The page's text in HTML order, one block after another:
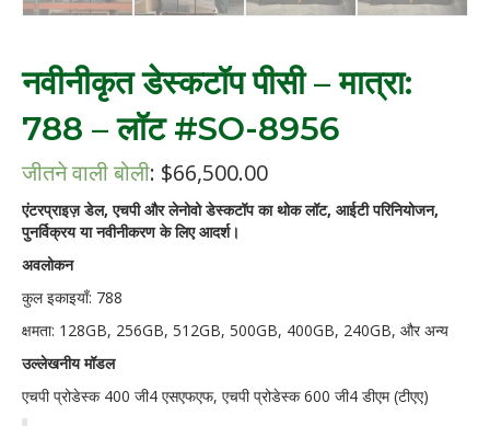
नवीनीकृत डेस्कटॉप पीसी – मात्रा:
788 – लॉट #SO-8956
जीतने वाली बोली: $66,500.00
एंटरप्राइज़ डेल, एचपी और लेनोवो डेस्कटॉप का थोक लॉट, आईटी परिनियोजन,
पुनर्विक्रय या नवीनीकरण के लिए आदर्श।
अवलोकन
कुल इकाइयाँ: 788
क्षमता: 128GB, 256GB, 512GB, 500GB, 400GB, 240GB, और अन्य
उल्लेखनीय मॉडल
एचपी प्रोडेस्क 400 जी4 एसएफएफ, एचपी प्रोडेस्क 600 जी4 डीएम (टीएए)